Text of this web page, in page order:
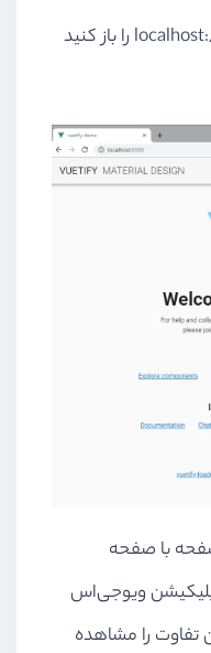
حال اگر پروژه را اجرا کرده و localhost:8080 را باز کنید
با صفحه
ویوجی‌اس
تفاوت را مشاهده